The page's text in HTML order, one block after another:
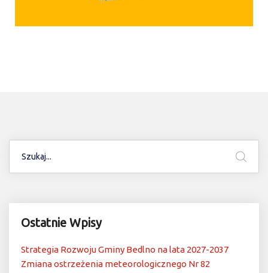
Ostatnie Wpisy
Strategia Rozwoju Gminy Bedlno na lata 2027-2037
Zmiana ostrzeżenia meteorologicznego Nr 82